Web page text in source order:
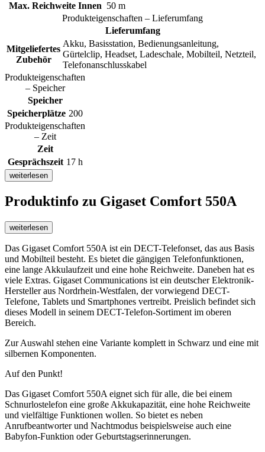
Max. Reichweite Innen 50 m
Produkteigenschaften – Lieferumfang
Lieferumfang
Mitgeliefertes
Zubehör
Akku, Basisstation, Bedienungsanleitung,
Gürtelclip, Headset, Ladeschale, Mobilteil, Netzteil,
Telefonanschlusskabel
Produkteigenschaften
– Speicher
Speicher
Speicherplätze 200
Produkteigenschaften
– Zeit
Zeit
Gesprächszeit 17 h
weiterlesen
Produktinfo zu Gigaset Comfort 550A
weiterlesen
Das Gigaset Comfort 550A ist ein DECT-Telefonset, das aus Basis
und Mobilteil besteht. Es bietet die gängigen Telefonfunktionen,
eine lange Akkulaufzeit und eine hohe Reichweite. Daneben hat es
viele Extras. Gigaset Communications ist ein deutscher Elektronik-
Hersteller aus Nordrhein-Westfalen, der vorwiegend DECT-
Telefone, Tablets und Smartphones vertreibt. Preislich befindet sich
dieses Modell in seinem DECT-Telefon-Sortiment im oberen
Bereich.
Zur Auswahl stehen eine Variante komplett in Schwarz und eine mit
silbernen Komponenten.
Auf den Punkt!
Das Gigaset Comfort 550A eignet sich für alle, die bei einem
Schnurlostelefon eine große Akkukapazität, eine hohe Reichweite
und vielfältige Funktionen wollen. So bietet es neben
Anrufbeantworter und Nachtmodus beispielsweise auch eine
Babyfon-Funktion oder Geburtstagserinnerungen.